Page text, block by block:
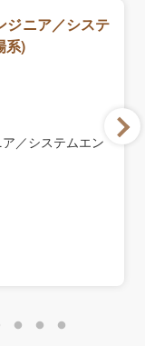
ジニア／システ
系)
／システムエン